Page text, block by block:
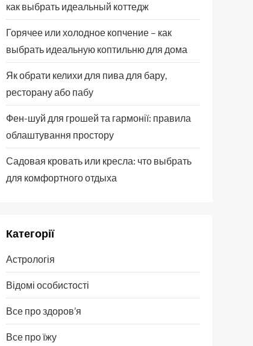
как выбрать идеальный коттедж
Горячее или холодное копчение – как
выбрать идеальную коптильню для дома
Як обрати келихи для пива для бару,
ресторану або пабу
Фен-шуй для грошей та гармонії: правила
облаштування простору
Садовая кровать или кресла: что выбрать
для комфортного отдыха
Категорії
Астрологія
Відомі особистості
Все про здоров’я
Все про їжу